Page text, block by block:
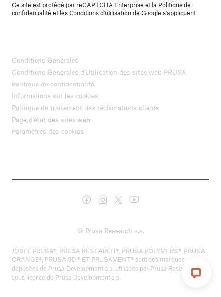
Ce site est protégé par reCAPTCHA Enterprise et la Politique de
confidentialité et lesConditions d'utilisationde Google s'appliquent.
Conditions Générales
Conditions Générales d'Utilisation des sites web PRUSA
Politique de confidentialité
Informations sur les cookies
Politique de traitement des réclamations clients
Page d'état des sites web
Paramètres des cookies
© Prusa Research a.s.
JOSEF PRUSA®, PRUSA RESEARCH®, PRUSA POLYMERS®, PRUSA
ORANGE®, PRUSA 3D ® ET PRUSAMENT® sont des marques
déposées de Prusa Development a.s. utilisées par Prusa Research a.s.
sous licence de Prusa Development a.s.